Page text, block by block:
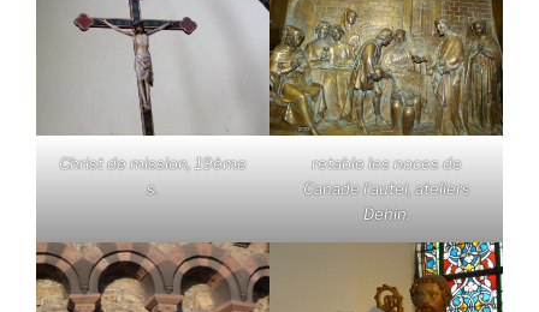
Christ de mission, 19ème
s.
retable les noces de
Canade l'autel, ateliers
Dehin,